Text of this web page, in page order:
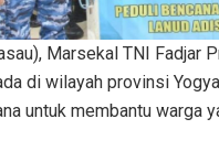
Marsekal TNI Fadjar
di wilayah provinsi
untuk membantu warga